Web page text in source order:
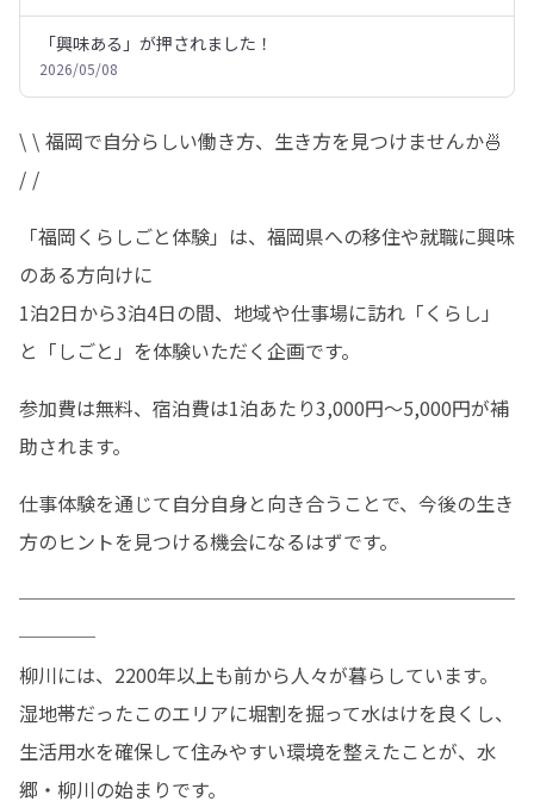
「興味ある」が押されました！
2026/05/08
\ \ 福岡で自分らしい働き方、生き方を見つけませんか🍜
/ /
「福岡くらしごと体験」は、福岡県への移住や就職に興味
のある方向けに
1泊2日から3泊4日の間、地域や仕事場に訪れ「くらし」
と「しごと」を体験いただく企画です。
参加費は無料、宿泊費は1泊あたり3,000円〜5,000円が補
助されます。
仕事体験を通じて自分自身と向き合うことで、今後の生き
方のヒントを見つける機会になるはずです。
──────────────────────────
────
柳川には、2200年以上も前から人々が暮らしています。
湿地帯だったこのエリアに堀割を掘って水はけを良くし、
生活用水を確保して住みやすい環境を整えたことが、水
郷・柳川の始まりです。